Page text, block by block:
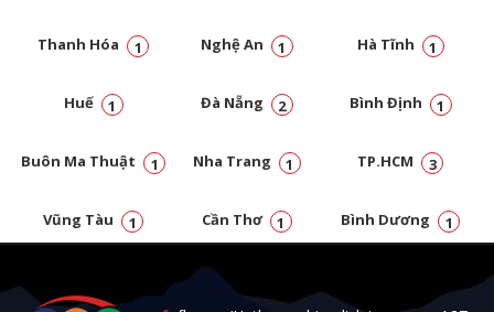
Thanh Hóa 1 Nghệ An 1 Hà Tĩnh 1
Huế 1 Đà Nẵng 2 Bình Định 1
Buôn Ma Thuật 1 Nha Trang 1 TP.HCM 3
Vũng Tàu 1 Cần Thơ 1 Bình Dương 1